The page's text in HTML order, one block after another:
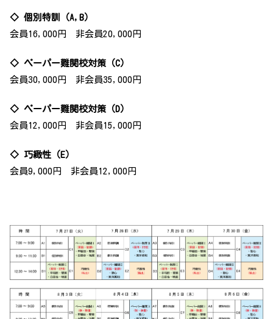
◇ 個別特訓（A,B）
会員16,000円 非会員20,000円
◇ ペーパー難関校対策（C）
会員30,000円 非会員35,000円
◇ ペーパー難関校対策（D）
会員12,000円 非会員15,000円
◇ 巧緻性（E）
会員9,000円 非会員12,000円